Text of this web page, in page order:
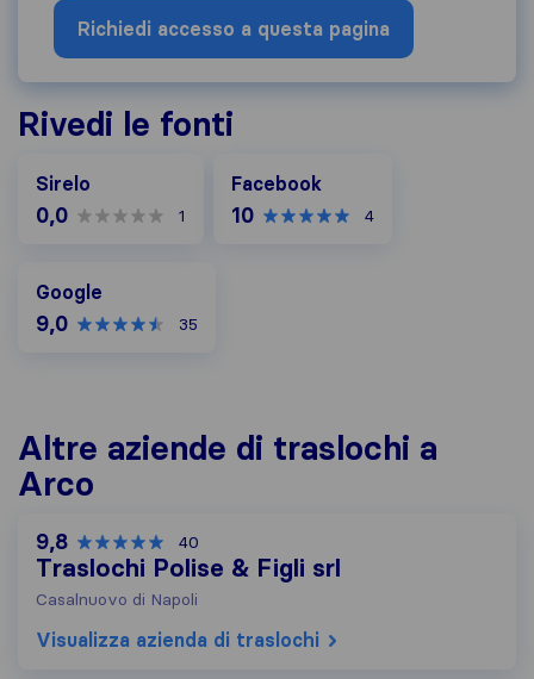
Richiedi accesso a questa pagina
Rivedi le fonti
Sirelo
0,0 1
Facebook
10 4
Google
9,0 35
Altre aziende di traslochi a
Arco
9,8 40
Traslochi Polise & Figli srl
Casalnuovo di Napoli
Visualizza azienda di traslochi